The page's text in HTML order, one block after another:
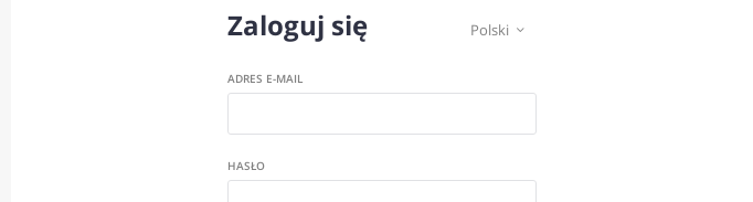
Polski 
Zaloguj się
ADRES E-MAIL
HASŁO